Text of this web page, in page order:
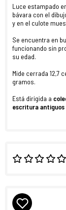
Luce estampado
bávara con el
y en el culote
Se encuentra en
funcionando sin
su edad.
Mide cerrada 12,7
gramos.
Está dirigida a
escritura antiguos